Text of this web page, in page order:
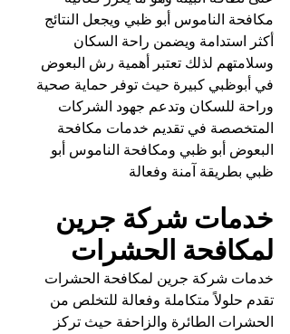
مكافحة الناموس أبو ظبي ويجعل النتائج
أكثر استدامة ويضمن راحة السكان
وسلامتهم لذلك تعتبر أهمية رش البعوض
في أبوظبي كبيرة حيث توفر حماية صحية
وراحة للسكان وتدعم جهود الشركات
المتخصصة في تقديم خدمات مكافحة
البعوض أبو ظبي ومكافحة الناموس أبو
ظبي بطريقة آمنة وفعالة
خدمات شركة جرين
لمكافحة الحشرات
خدمات شركة جرين لمكافحة الحشرات
تقدم حلولاً متكاملة وفعالة للتخلص من
الحشرات الطائرة والزاحفة حيث تركز